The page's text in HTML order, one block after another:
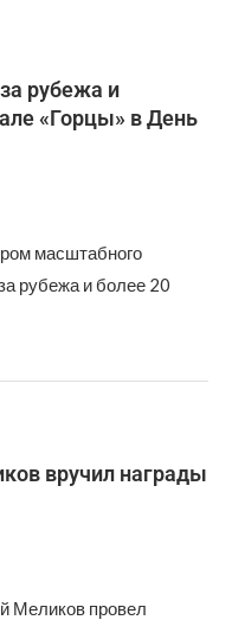
рубежа и
«Горцы» в День
масштабного
рубежа и более 20
вручил награды
Меликов провел